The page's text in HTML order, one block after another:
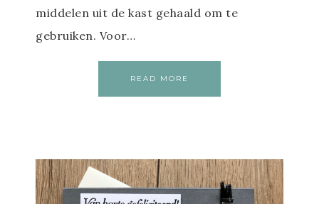
middelen uit de kast gehaald om te
gebruiken. Voor…
READ MORE